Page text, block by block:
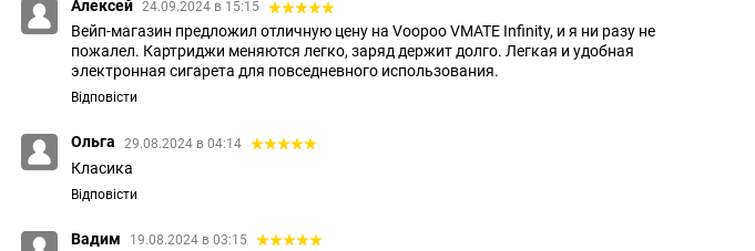
Алексей 24.09.2024 в 15:15
Вейп-магазин предложил отличную цену на Voopoo VMATE Infinity, и я ни разу не
пожалел. Картриджи меняются легко, заряд держит долго. Легкая и удобная
электронная сигарета для повседневного использования.
Відповісти
Ольга 29.08.2024 в 04:14
Класика
Відповісти
Вадим 19.08.2024 в 03:15